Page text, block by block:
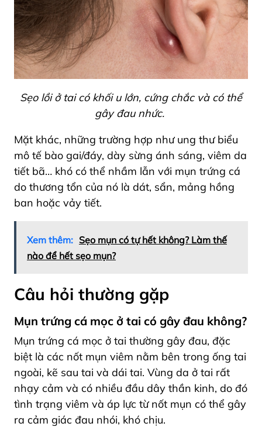
Sẹo lồi ở tai có khối u lớn, cứng chắc và có thể
gây đau nhức.
Mặt khác, những trường hợp như ung thư biểu
mô tế bào gai/đáy, dày sừng ánh sáng, viêm da
tiết bã… khó có thể nhầm lẫn với mụn trứng cá
do thương tổn của nó là dát, sẩn, mảng hồng
ban hoặc vảy tiết.
Xem thêm: Sẹo mụn có tự hết không? Làm thế
nào để hết sẹo mụn?
Câu hỏi thường gặp
Mụn trứng cá mọc ở tai có gây đau không?
Mụn trứng cá mọc ở tai thường gây đau, đặc
biệt là các nốt mụn viêm nằm bên trong ống tai
ngoài, kẽ sau tai và dái tai. Vùng da ở tai rất
nhạy cảm và có nhiều đầu dây thần kinh, do đó
tình trạng viêm và áp lực từ nốt mụn có thể gây
ra cảm giác đau nhói, khó chịu.